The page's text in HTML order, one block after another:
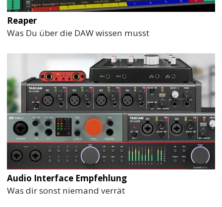
Reaper
Was Du über die DAW wissen musst
Audio Interface Empfehlung
Was dir sonst niemand verrät